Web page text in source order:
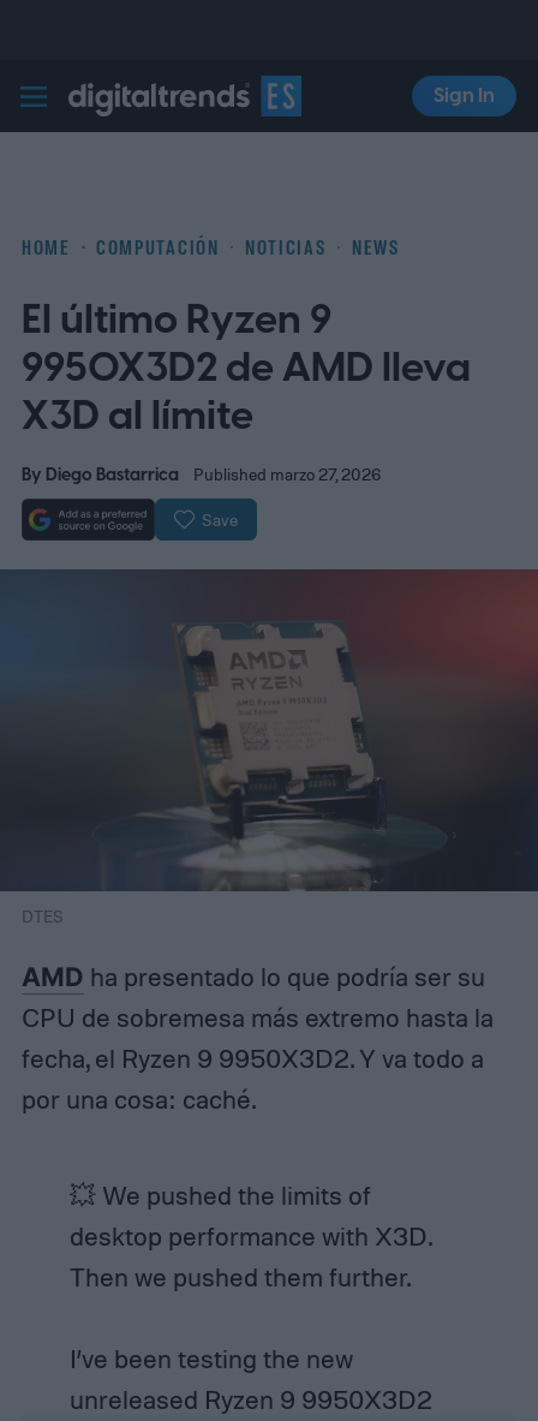
Digital Trends Español
Sign In
HOME COMPUTACIÓN NOTICIAS NEWS
El último Ryzen 9
9950X3D2 de AMD lleva
X3D al límite
By Diego Bastarrica Published marzo 27, 2026
Save
DTES
AMD ha presentado lo que podría ser su
CPU de sobremesa más extremo hasta la
fecha, el Ryzen 9 9950X3D2. Y va todo a
por una cosa: caché.
💥 We pushed the limits of
desktop performance with X3D.
Then we pushed them further.
I’ve been testing the new
unreleased Ryzen 9 9950X3D2